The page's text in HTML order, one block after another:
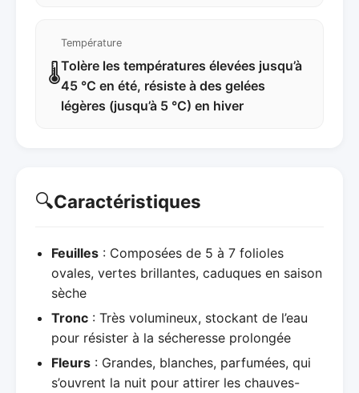
🌡️
Température
Tolère les températures élevées jusqu’à
45 °C en été, résiste à des gelées
légères (jusqu’à 5 °C) en hiver
🔍Caractéristiques
Feuilles : Composées de 5 à 7 folioles
ovales, vertes brillantes, caduques en saison
sèche
Tronc : Très volumineux, stockant de l’eau
pour résister à la sécheresse prolongée
Fleurs : Grandes, blanches, parfumées, qui
s’ouvrent la nuit pour attirer les chauves-